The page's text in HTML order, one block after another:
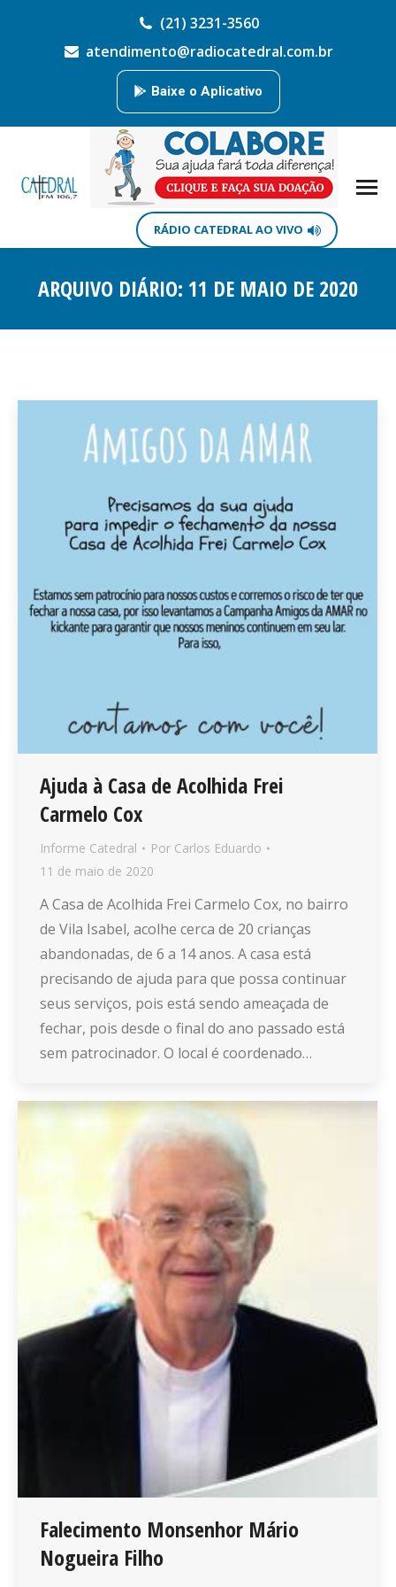
(21) 3231-3560
atendimento@radiocatedral.com.br
Baixe o Aplicativo
RÁDIO CATEDRAL AO VIVO
ARQUIVO DIÁRIO: 11 DE MAIO DE 2020
Ajuda à Casa de Acolhida Frei
Carmelo Cox
Informe Catedral Por Carlos Eduardo
11 de maio de 2020
A Casa de Acolhida Frei Carmelo Cox, no bairro
de Vila Isabel, acolhe cerca de 20 crianças
abandonadas, de 6 a 14 anos. A casa está
precisando de ajuda para que possa continuar
seus serviços, pois está sendo ameaçada de
fechar, pois desde o final do ano passado está
sem patrocinador. O local é coordenado…
Falecimento Monsenhor Mário
Nogueira Filho